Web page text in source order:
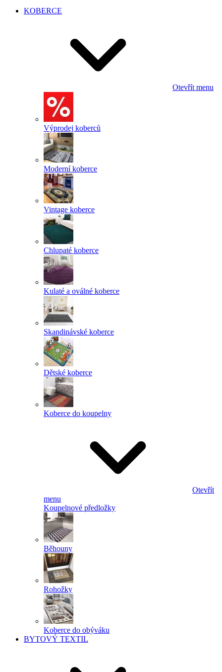
KOBERCE
Otevřít menu
Výprodej koberců
Moderní koberce
Vintage koberce
Chlupaté koberce
Kulaté a oválné koberce
Skandinávské koberce
Dětské koberce
Koberce do koupelny
Otevřít
menu
Koupelnové předložky
Běhouny
Rohožky
Koberce do obýváku
BYTOVÝ TEXTIL